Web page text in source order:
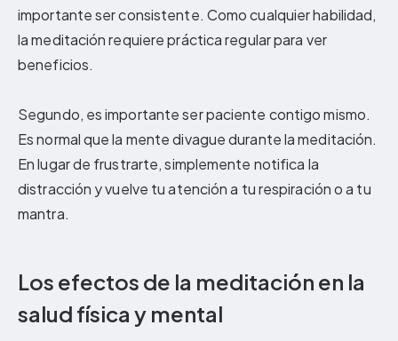
importante ser consistente. Como cualquier habilidad,
la meditación requiere práctica regular para ver
beneficios.
Segundo, es importante ser paciente contigo mismo.
Es normal que la mente divague durante la meditación.
En lugar de frustrarte, simplemente notifica la
distracción y vuelve tu atención a tu respiración o a tu
mantra.
Los efectos de la meditación en la
salud física y mental